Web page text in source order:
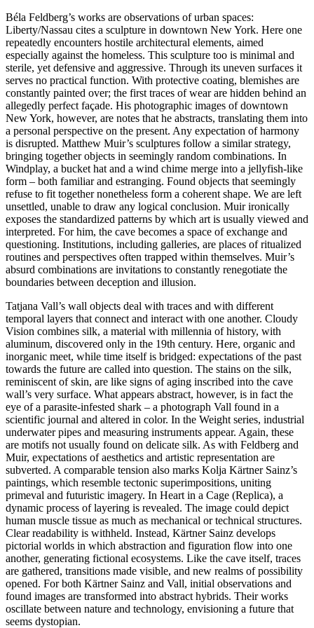
Béla Feldberg’s works are observations of urban spaces:
Liberty/Nassau cites a sculpture in downtown New York. Here one
repeatedly encounters hostile architectural elements, aimed
especially against the homeless. This sculpture too is minimal and
sterile, yet defensive and aggressive. Through its uneven surfaces it
serves no practical function. With protective coating, blemishes are
constantly painted over; the first traces of wear are hidden behind an
allegedly perfect façade. His photographic images of downtown
New York, however, are notes that he abstracts, translating them into
a personal perspective on the present. Any expectation of harmony
is disrupted. Matthew Muir’s sculptures follow a similar strategy,
bringing together objects in seemingly random combinations. In
Windplay, a bucket hat and a wind chime merge into a jellyfish-like
form – both familiar and estranging. Found objects that seemingly
refuse to fit together nonetheless form a coherent shape. We are left
unsettled, unable to draw any logical conclusion. Muir ironically
exposes the standardized patterns by which art is usually viewed and
interpreted. For him, the cave becomes a space of exchange and
questioning. Institutions, including galleries, are places of ritualized
routines and perspectives often trapped within themselves. Muir’s
absurd combinations are invitations to constantly renegotiate the
boundaries between deception and illusion.
Tatjana Vall’s wall objects deal with traces and with different
temporal layers that connect and interact with one another. Cloudy
Vision combines silk, a material with millennia of history, with
aluminum, discovered only in the 19th century. Here, organic and
inorganic meet, while time itself is bridged: expectations of the past
towards the future are called into question. The stains on the silk,
reminiscent of skin, are like signs of aging inscribed into the cave
wall’s very surface. What appears abstract, however, is in fact the
eye of a parasite-infested shark – a photograph Vall found in a
scientific journal and altered in color. In the Weight series, industrial
underwater pipes and measuring instruments appear. Again, these
are motifs not usually found on delicate silk. As with Feldberg and
Muir, expectations of aesthetics and artistic representation are
subverted. A comparable tension also marks Kolja Kärtner Sainz’s
paintings, which resemble tectonic superimpositions, uniting
primeval and futuristic imagery. In Heart in a Cage (Replica), a
dynamic process of layering is revealed. The image could depict
human muscle tissue as much as mechanical or technical structures.
Clear readability is withheld. Instead, Kärtner Sainz develops
pictorial worlds in which abstraction and figuration flow into one
another, generating fictional ecosystems. Like the cave itself, traces
are gathered, transitions made visible, and new realms of possibility
opened. For both Kärtner Sainz and Vall, initial observations and
found images are transformed into abstract hybrids. Their works
oscillate between nature and technology, envisioning a future that
seems dystopian.